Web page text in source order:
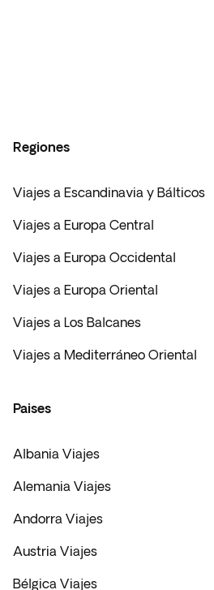
Regiones
Viajes a Escandinavia y Bálticos
Viajes a Europa Central
Viajes a Europa Occidental
Viajes a Europa Oriental
Viajes a Los Balcanes
Viajes a Mediterráneo Oriental
Paises
Albania Viajes
Alemania Viajes
Andorra Viajes
Austria Viajes
Bélgica Viajes